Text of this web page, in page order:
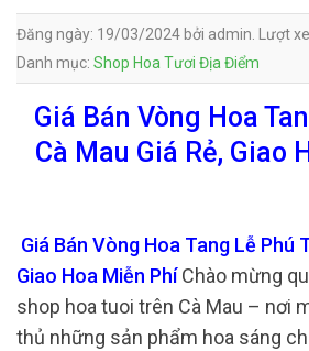
Đăng ngày: 19/03/2024 bởi admin. Lượt
Danh mục: Shop Hoa Tươi Địa Điểm
Giá Bán Vòng Hoa
Cà Mau Giá Rẻ, Giao
Giá Bán Vòng Hoa Tang Lễ Phú
Giao Hoa Miễn PhíChào mừng
shop hoa tuoi trên Cà Mau – nơi
thủ những sản phẩm hoa sáng